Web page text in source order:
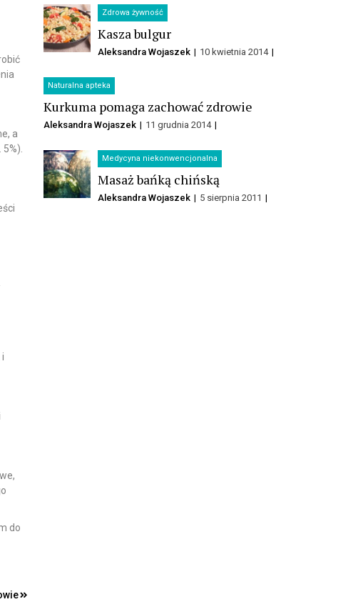
a
do
Zdrowa żywność
Kasza bulgur
Aleksandra Wojaszek 10 kwietnia 2014
Naturalna apteka
Kurkuma pomaga zachować zdrowie
Aleksandra Wojaszek 11 grudnia 2014
Medycyna niekonwencjonalna
Masaż bańką chińską
Aleksandra Wojaszek 5 sierpnia 2011